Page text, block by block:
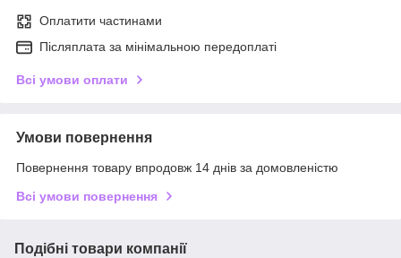
Оплатити частинами
Післяплата за мінімальною передоплаті
Всі умови оплати
Умови повернення
Повернення товару впродовж 14 днів за домовленістю
Всі умови повернення
Подібні товари компанії